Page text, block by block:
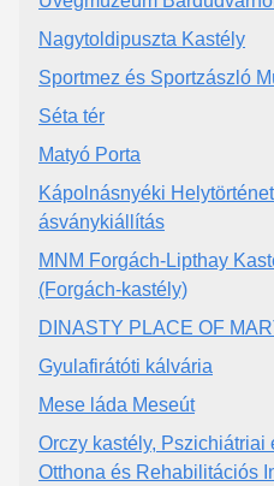
Nagytoldipuszta Kastély
Sportmez és Sportzászló
Séta tér
Matyó Porta
Kápolnásnyéki
ásványkiállítás
MNM Forgách-Lipthay
(Forgách-kastély)
DINASTY PLACE OF
Gyulafirátóti kálvária
Mese láda Meseút
Orczy kastély,
Otthona és Rehabilitációs